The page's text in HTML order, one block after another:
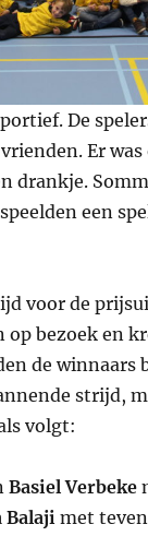
De
Er
drankje.
een
voor de
bezoek en
de winnaars
strijd,
volgt:
Basiel Verbeke
Balaji met